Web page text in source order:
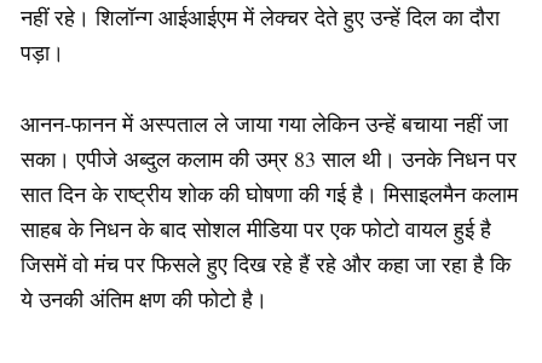
नहीं रहे। शिलॉन्ग आईआईएम में लेक्चर देते हुए उन्हें दिल का दौरा
पड़ा।
आनन-फानन में अस्पताल ले जाया गया लेकिन उन्हें बचाया नहीं जा
सका। एपीजे अब्दुल कलाम की उम्र 83 साल थी। उनके निधन पर
सात दिन के राष्ट्रीय शोक की घोषणा की गई है। मिसाइलमैन कलाम
साहब के निधन के बाद सोशल मीडिया पर एक फोटो वायल हुई है
जिसमें वो मंच पर फिसले हुए दिख रहे हैं रहे और कहा जा रहा है कि
ये उनकी अंतिम क्षण की फोटो है।